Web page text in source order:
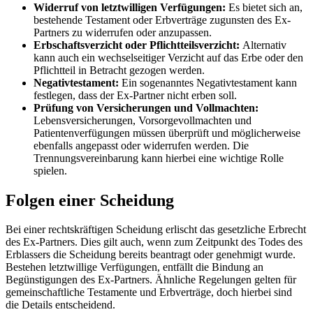
Widerruf von letztwilligen Verfügungen: Es bietet sich an,
bestehende Testament oder Erbverträge zugunsten des Ex-
Partners zu widerrufen oder anzupassen.
Erbschaftsverzicht oder Pflichtteilsverzicht: Alternativ
kann auch ein wechselseitiger Verzicht auf das Erbe oder den
Pflichtteil in Betracht gezogen werden.
Negativtestament: Ein sogenanntes Negativtestament kann
festlegen, dass der Ex-Partner nicht erben soll.
Prüfung von Versicherungen und Vollmachten:
Lebensversicherungen, Vorsorgevollmachten und
Patientenverfügungen müssen überprüft und möglicherweise
ebenfalls angepasst oder widerrufen werden. Die
Trennungsvereinbarung kann hierbei eine wichtige Rolle
spielen.
Folgen einer Scheidung
Bei einer rechtskräftigen Scheidung erlischt das gesetzliche Erbrecht
des Ex-Partners. Dies gilt auch, wenn zum Zeitpunkt des Todes des
Erblassers die Scheidung bereits beantragt oder genehmigt wurde.
Bestehen letztwillige Verfügungen, entfällt die Bindung an
Begünstigungen des Ex-Partners. Ähnliche Regelungen gelten für
gemeinschaftliche Testamente und Erbverträge, doch hierbei sind
die Details entscheidend.